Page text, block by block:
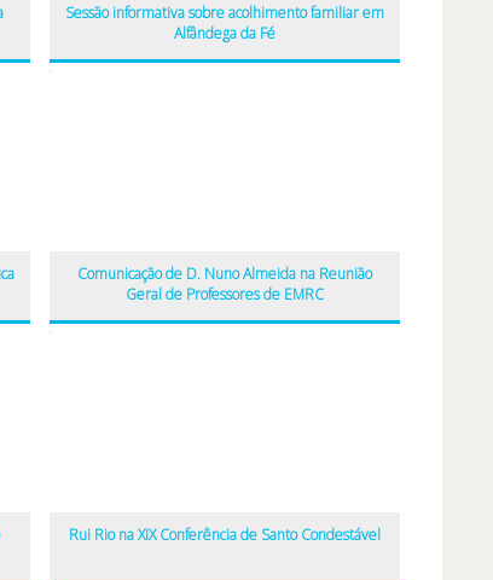
Sessão informativa sobre acolhimento familiar em
Alfândega da Fé
Comunicação de D. Nuno Almeida na Reunião
Geral de Professores de EMRC
Rui Rio na XIX Conferência de Santo Condestável